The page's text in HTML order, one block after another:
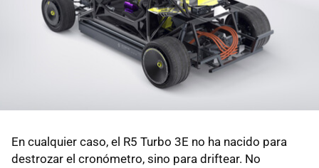
En cualquier caso, el R5 Turbo 3E no ha nacido para
destrozar el cronómetro, sino para driftear. No